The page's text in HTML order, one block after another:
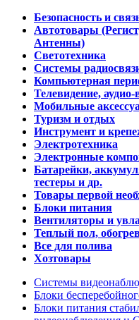
Безопасность и
Автотовары
Антенны)
Светотехника
Системы
Компьютерная
Телевидение, аудио-
Мобильные
Туризм и отдых
Инструмент и
Электротехника
Электронные
Батарейки,
тестеры и др.
Товары первой
Блоки питания
Вентиляторы и
Теплый пол,
Все для полива
Хозтовары
Системы
Блоки
Блоки питания